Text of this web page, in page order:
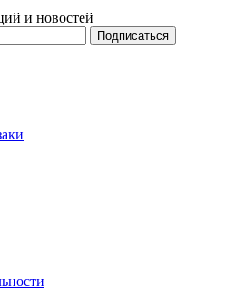
и новостей
Подписаться